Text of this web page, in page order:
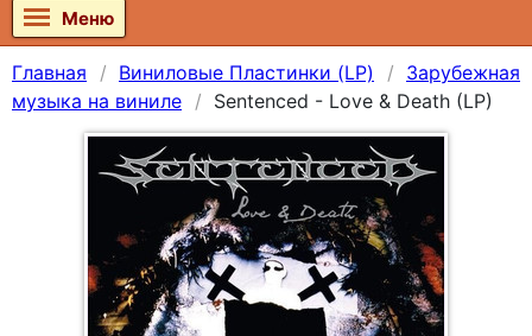
Меню
Главная Виниловые Пластинки (LP)
Зарубежная
музыка на виниле
Sentenced - Love & Death (LP)